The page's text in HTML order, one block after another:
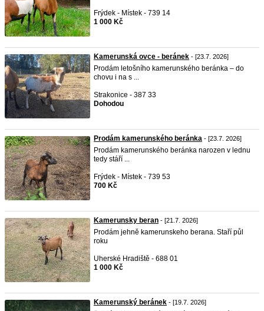
Frýdek - Místek - 739 14
1 000 Kč
Kamerunská ovce - beránek - [23.7. 2026]
Prodám letošního kamerunského beránka – do
chovu i na s ...
Strakonice - 387 33
Dohodou
Prodám kamerunského beránka - [23.7. 2026]
Prodám kamerunského beránka narozen v lednu
tedy stáří ...
Frýdek - Místek - 739 53
700 Kč
Kamerunsky beran - [21.7. 2026]
Prodám jehně kamerunskeho berana. Staří půl
roku
Uherské Hradiště - 688 01
1 000 Kč
Kamerunský beránek - [19.7. 2026]